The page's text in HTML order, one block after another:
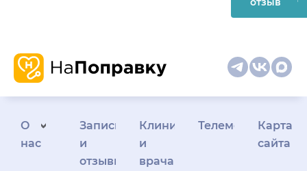
О
нас
Запись
и
отзывы
Клиникам
и
врачам
Телемедицина
Карта
сайта